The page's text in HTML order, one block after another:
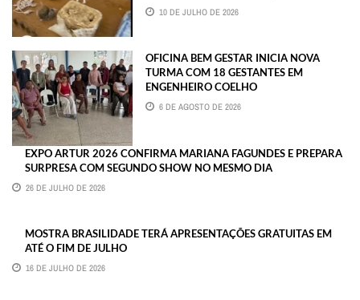
10 DE JULHO DE 2026
OFICINA BEM GESTAR INICIA NOVA
TURMA COM 18 GESTANTES EM
ENGENHEIRO COELHO
6 DE AGOSTO DE 2026
EXPO ARTUR 2026 CONFIRMA MARIANA FAGUNDES E PREPARA
SURPRESA COM SEGUNDO SHOW NO MESMO DIA
26 DE JULHO DE 2026
MOSTRA BRASILIDADE TERÁ APRESENTAÇÕES GRATUITAS EM
ATÉ O FIM DE JULHO
16 DE JULHO DE 2026